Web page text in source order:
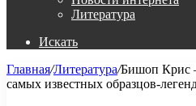
Литература
Искать
Главная/Литература/Бишоп Крис
самых известных образцов-